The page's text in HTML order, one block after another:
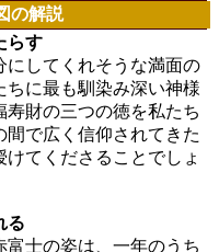
の解説
らす
してくれそうな満面の
に最も馴染み深い神様
財の三つの徳を私たち
で広く信仰されてきた
てくださることでしょ
る
士の姿は、一年のうち